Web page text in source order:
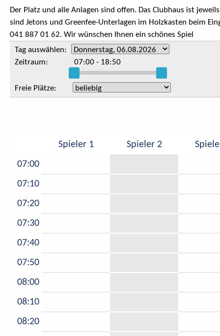
Der Platz und alle Anlagen sind offen. Das Clubhaus ist
sind Jetons und Greenfee-Unterlagen im Holzkasten beim
041 887 01 62. Wir wünschen Ihnen ein schönes Spiel
Tag auswählen:
Zeitraum:
07:00 - 18:50
Freie Plätze:
Spieler 1 Spieler 2
07:00
07:10
07:20
07:30
07:40
07:50
08:00
08:10
08:20